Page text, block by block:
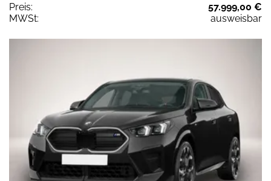
Preis:
57.999,00 €
MWSt:
ausweisbar